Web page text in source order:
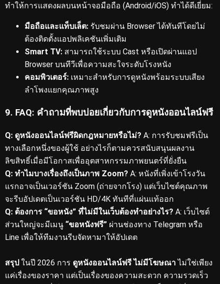
ทำให้การแสดงผลบนหน้าจอมือถือ (Android/iOS) ทำได้ดีเยี่ยม:
มือถือและแท็บเล็ต: รับชมผ่าน Browser ได้ทันทีโดยไม่
ต้องติดตั้งแอปพลิเคชันเพิ่มเติม
Smart TV: สามารถใช้ระบบ Cast หรือเปิดผ่านแอป
Browser บนทีวีเพื่อความสะใจระดับโรงหนัง
คอมพิวเตอร์: เหมาะสำหรับการดูหนังพร้อมระบบเสียง
ลำโพงแยกคุณภาพสูง
9. FAQ: คำถามที่พบบ่อยเกี่ยวกับการดูหนังออนไลน์ฟรี
Q: ดูหนังออนไลน์ฟรีผิดกฎหมายหรือไม่? A: การรับชมฟรีเป็น
ทางเลือกหนึ่งของผู้ใช้ อย่างไรก็ตามควรสนับสนุนผลงาน
ลิขสิทธิ์เมื่อมีโอกาสเพื่ออุตสาหกรรมภาพยนตร์ที่ยั่งยืน
Q: ทำไมบางเรื่องถึงเป็นภาพ Zoom? A: หนังที่เพิ่งเข้าโรงวัน
แรกอาจเป็นเวอร์ชัน Zoom (ถ่ายจากโรง) แต่เว็บไซต์คุณภาพ
จะรีบอัปเดตเป็นเวอร์ชัน HD/4K ทันทีที่แผ่นแท้ออก
Q: ต้องการ “ขอหนัง” ที่ไม่มีในเว็บต้องทำอย่างไร? A: เว็บไซต์
ส่วนใหญ่จะมีเมนู “ขอหนังฟรี” ผ่านช่องทาง Telegram หรือ
Line เพื่อให้ทีมงานรีบจัดหามาให้อัปเดต
สรุป ในปี 2026 การ ดูหนังออนไลน์ฟรี ไม่มีโฆษณาไม่ใช่เพียง
แค่เรื่องของราคา แต่เป็นเรื่องของความสะดวก ความรวดเร็ว